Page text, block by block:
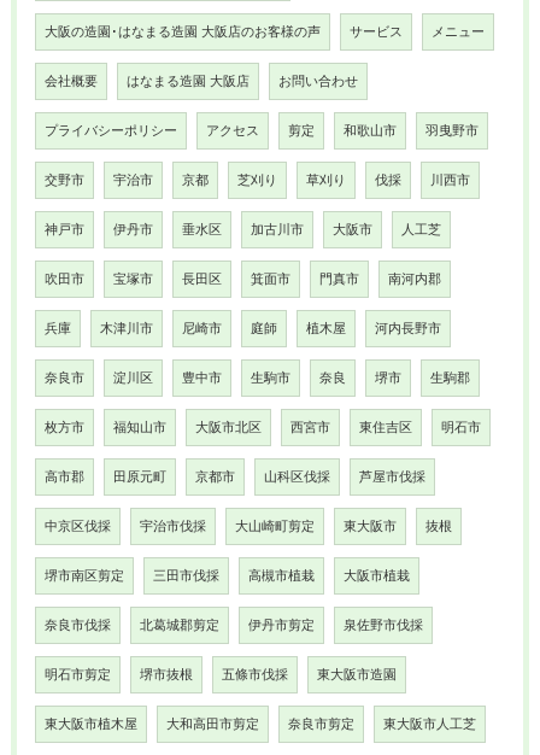
大阪の造園･はなまる造園 大阪店のお客様の声 サービス メニュー
会社概要 はなまる造園 大阪店 お問い合わせ
プライバシーポリシー アクセス 剪定 和歌山市 羽曳野市
交野市 宇治市 京都 芝刈り 草刈り 伐採 川西市
神戸市 伊丹市 垂水区 加古川市 大阪市 人工芝
吹田市 宝塚市 長田区 箕面市 門真市 南河内郡
兵庫 木津川市 尼崎市 庭師 植木屋 河内長野市
奈良市 淀川区 豊中市 生駒市 奈良 堺市 生駒郡
枚方市 福知山市 大阪市北区 西宮市 東住吉区 明石市
高市郡 田原元町 京都市 山科区伐採 芦屋市伐採
中京区伐採 宇治市伐採 大山崎町剪定 東大阪市 抜根
堺市南区剪定 三田市伐採 高槻市植栽 大阪市植栽
奈良市伐採 北葛城郡剪定 伊丹市剪定 泉佐野市伐採
明石市剪定 堺市抜根 五條市伐採 東大阪市造園
東大阪市植木屋 大和高田市剪定 奈良市剪定 東大阪市人工芝